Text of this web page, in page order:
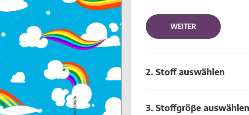
WEITER
2. Stoff auswählen
3. Stoffgröβe auswählen